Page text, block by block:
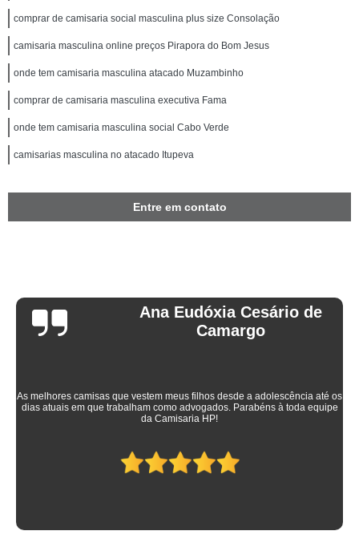
comprar de camisaria social masculina plus size Consolação
camisaria masculina online preços Pirapora do Bom Jesus
onde tem camisaria masculina atacado Muzambinho
comprar de camisaria masculina executiva Fama
onde tem camisaria masculina social Cabo Verde
camisarias masculina no atacado Itupeva
Entre em contato
Ana Eudóxia Cesário de
Camargo
As melhores camisas que vestem meus filhos desde a adolescência até os
dias atuais em que trabalham como advogados. Parabéns à toda equipe
da Camisaria HP!